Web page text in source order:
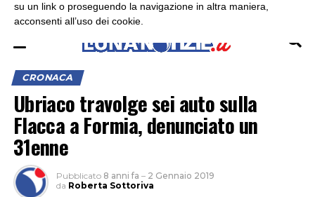
CRONACA
Ubriaco travolge sei auto sulla
Flacca a Formia, denunciato un
31enne
Pubblicato 8 anni fa – 2 Gennaio 2019
da Roberta Sottoriva
su un link o proseguendo la navigazione in altra maniera,
acconsenti all’uso dei cookie.